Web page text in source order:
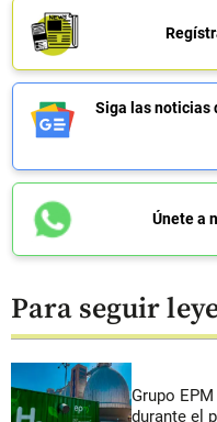
Siga las noticias
Únete a
Para seguir
Grupo
durante el